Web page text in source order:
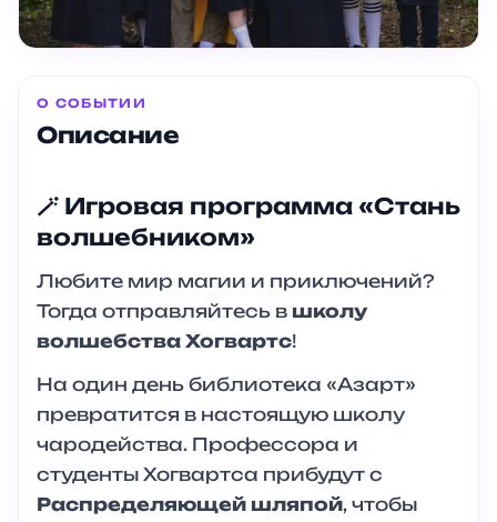
О СОБЫТИИ
Описание
🪄 Игровая программа «Стань
волшебником»
Любите мир магии и приключений?
Тогда отправляйтесь в школу
волшебства Хогвартс!
На один день библиотека «Азарт»
превратится в настоящую школу
чародейства. Профессора и
студенты Хогвартса прибудут с
Распределяющей шляпой, чтобы